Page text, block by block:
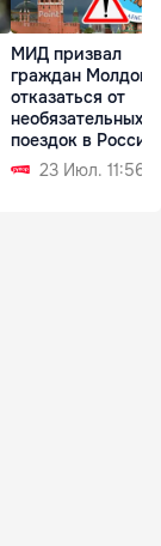
МИД призвал
граждан Молдовы
отказаться от
необязательных
поездок в Россию
23 Июл. 11:56